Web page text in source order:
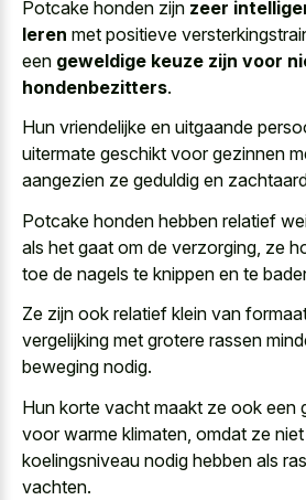
Potcake honden zijn zeer
leren met positieve
een geweldige keuze zijn voor
hondenbezitters.
Hun vriendelijke en uitgaande
uitermate geschikt voor gezinnen
aangezien ze geduldig en
Potcake honden hebben relatief
als het gaat om de verzorging, ze
toe de nagels te knippen en te
Ze zijn ook relatief klein van
vergelijking met grotere rassen
beweging nodig.
Hun korte vacht maakt ze ook een
voor warme klimaten , omdat ze
koelingsniveau nodig hebben als
vachten.